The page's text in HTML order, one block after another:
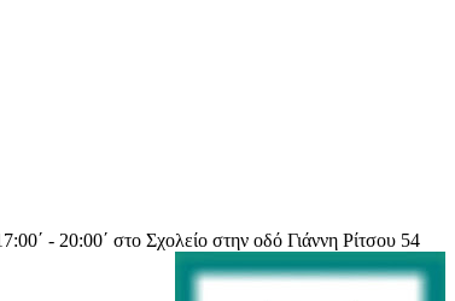
- 20:00΄ στο Σχολείο στην οδό Γιάννη Ρίτσου 54